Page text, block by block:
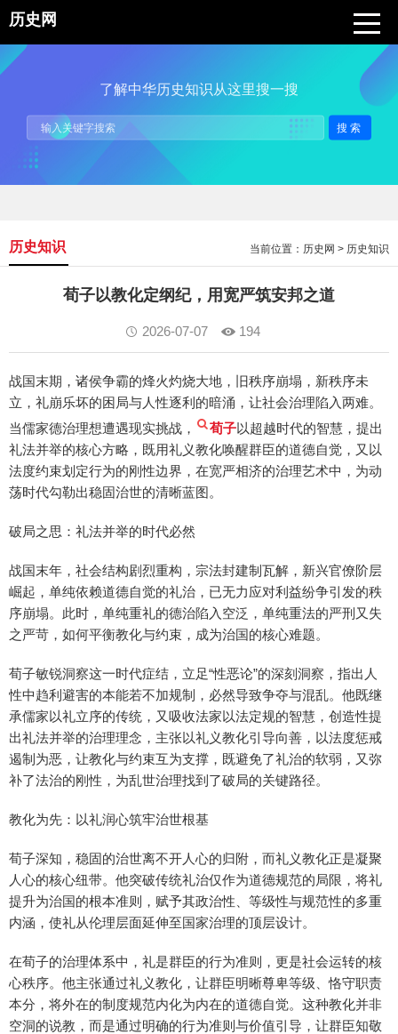
历史网
了解中华历史知识从这里搜一搜
搜索
当前位置： 历史网 > 历史知识
历史知识
荀子以教化定纲纪，用宽严筑安邦之道
2026-07-07 194
战国末期，诸侯争霸的烽火灼烧大地，旧秩序崩塌，新秩序未
立，礼崩乐坏的困局与人性逐利的暗涌，让社会治理陷入两难。
当儒家德治理想遭遇现实挑战，
荀子以超越时代的智慧，提出
礼法并举的核心方略，既用礼义教化唤醒群臣的道德自觉，又以
法度约束划定行为的刚性边界，在宽严相济的治理艺术中，为动
荡时代勾勒出稳固治世的清晰蓝图。
破局之思：礼法并举的时代必然
战国末年，社会结构剧烈重构，宗法封建制瓦解，新兴官僚阶层
崛起，单纯依赖道德自觉的礼治，已无力应对利益纷争引发的秩
序崩塌。此时，单纯重礼的德治陷入空泛，单纯重法的严刑又失
之严苛，如何平衡教化与约束，成为治国的核心难题。
荀子敏锐洞察这一时代症结，立足“性恶论”的深刻洞察，指出人
性中趋利避害的本能若不加规制，必然导致争夺与混乱。他既继
承儒家以礼立序的传统，又吸收法家以法定规的智慧，创造性提
出礼法并举的治理理念，主张以礼义教化引导向善，以法度惩戒
遏制为恶，让教化与约束互为支撑，既避免了礼治的软弱，又弥
补了法治的刚性，为乱世治理找到了破局的关键路径。
教化为先：以礼润心筑牢治世根基
荀子深知，稳固的治世离不开人心的归附，而礼义教化正是凝聚
人心的核心纽带。他突破传统礼治仅作为道德规范的局限，将礼
提升为治国的根本准则，赋予其政治性、等级性与规范性的多重
内涵，使礼从伦理层面延伸至国家治理的顶层设计。
在荀子的治理体系中，礼是群臣的行为准则，更是社会运转的核
心秩序。他主张通过礼义教化，让群臣明晰尊卑等级、恪守职责
本分，将外在的制度规范内化为内在的道德自觉。这种教化并非
空洞的说教，而是通过明确的行为准则与价值引导，让群臣知敬